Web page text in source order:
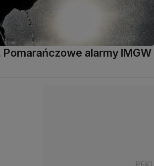
Pomarańczowe alarmy IMGW